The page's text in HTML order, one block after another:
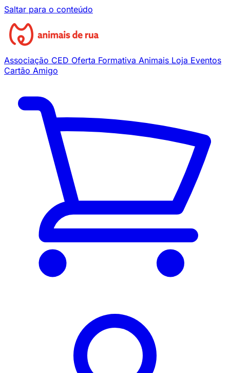
Saltar para o conteúdo
Associação CED Oferta Formativa Animais Loja Eventos
Cartão Amigo